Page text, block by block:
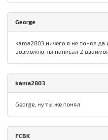
George
kama2803,ничего я не понял.да
возможно.ты написал 2
kama2803
George, ну ты же понял
FCBK